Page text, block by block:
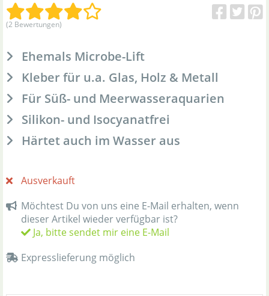
(2 Bewertungen)
Ehemals Microbe-Lift
Kleber für u.a. Glas, Holz & Metall
Für Süß- und Meerwasseraquarien
Silikon- und Isocyanatfrei
Härtet auch im Wasser aus
Ausverkauft
Möchtest Du von uns eine E-Mail erhalten, wenn
dieser Artikel wieder verfügbar ist?
Ja, bitte sendet mir eine E-Mail
Expresslieferung möglich